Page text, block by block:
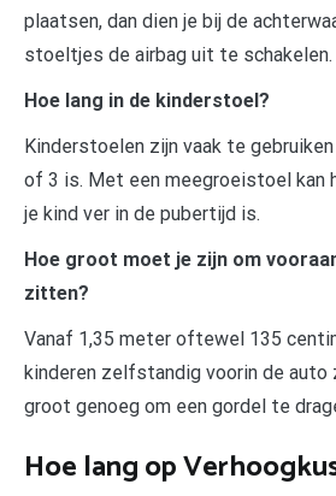
plaatsen, dan dien je bij de
stoeltjes de airbag uit te schakelen.
Hoe lang in de kinderstoel?
Kinderstoelen zijn vaak te
of 3 is. Met een meegroeistoel kan
je kind ver in de pubertijd is.
Hoe groot moet je zijn om
zitten?
Vanaf 1,35 meter oftewel 135
kinderen zelfstandig voorin de auto
groot genoeg om een gordel te
Hoe lang op